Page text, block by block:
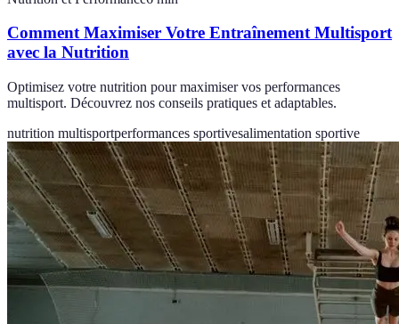
Comment Maximiser Votre Entraînement Multisport
avec la Nutrition
Optimisez votre nutrition pour maximiser vos performances
multisport. Découvrez nos conseils pratiques et adaptables.
nutrition multisportperformances sportivesalimentation sportive